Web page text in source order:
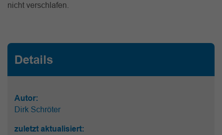
nicht verschlafen.
Details
Autor:
Dirk Schröter
zuletzt aktualisiert: